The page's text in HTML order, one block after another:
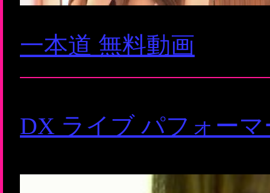
一本道 無料動画
DX ライブ パフォー